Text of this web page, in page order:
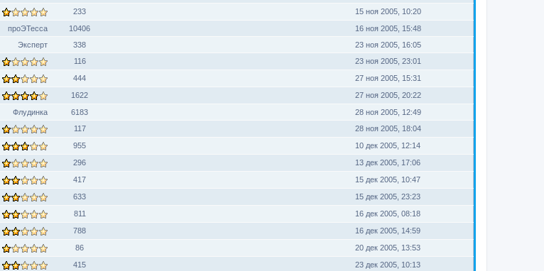
233
15 ноя 2005, 10:20
проЭТесса
10406
16 ноя 2005, 15:48
Эксперт
338
23 ноя 2005, 16:05
116
23 ноя 2005, 23:01
444
27 ноя 2005, 15:31
1622
27 ноя 2005, 20:22
Флудинка
6183
28 ноя 2005, 12:49
117
28 ноя 2005, 18:04
955
10 дек 2005, 12:14
296
13 дек 2005, 17:06
417
15 дек 2005, 10:47
633
15 дек 2005, 23:23
811
16 дек 2005, 08:18
788
16 дек 2005, 14:59
86
20 дек 2005, 13:53
415 23 дек 2005, 10:13